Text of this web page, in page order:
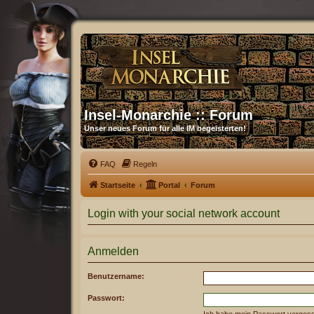
Insel-Monarchie :: Forum
Unser neues Forum für alle IM begeisterten!
FAQ Regeln
Startseite Portal Forum
Login with your social network account
Anmelden
Benutzername:
Passwort: